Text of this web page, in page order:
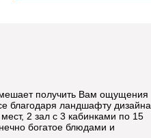
получить Вам ощущения
благодаря ландшафту дизайна.
2 зал с 3 кабинками по 15
богатое блюдами и